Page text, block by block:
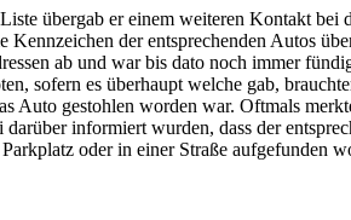
übergab er einem weiteren Kontakt bei
Kennzeichen der entsprechenden Autos
ab und war bis dato noch immer
sofern es überhaupt welche gab,
Auto gestohlen worden war. Oftmals
darüber informiert wurden, dass der
oder in einer Straße aufgefunden